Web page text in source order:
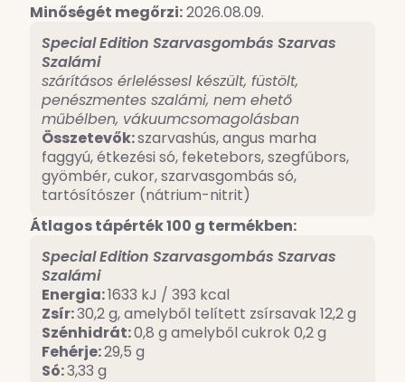
Minőségét megőrzi:2026.08.09.
Special Edition Szarvasgombás Szarvas
Szalámi
szárításos érleléssesl készült, füstölt,
penészmentes szalámi, nem ehető
műbélben, vákuumcsomagolásban
Összetevők:szarvashús, angus marha
faggyú, étkezési só, feketebors, szegfűbors,
gyömbér, cukor, szarvasgombás só,
tartósítószer (nátrium-nitrit)
Átlagos tápérték 100 g termékben:
Special Edition Szarvasgombás Szarvas
Szalámi
Energia:1633 kJ / 393 kcal
Zsír:30,2 g, amelyből telített zsírsavak 12,2 g
Szénhidrát:0,8 g amelyből cukrok 0,2 g
Fehérje:29,5 g
Só:3,33 g